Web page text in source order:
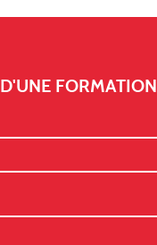
FORMATION